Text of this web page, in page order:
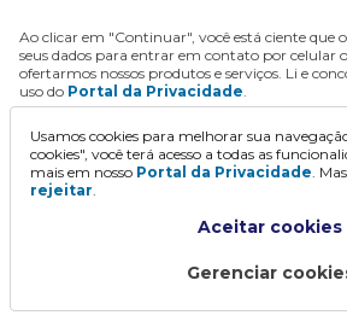
Ao clicar em "Continuar", você está ciente que
seus dados para entrar em contato por celular
ofertarmos nossos produtos e serviços. Li e
uso do Portal da Privacidade.
Continuar
Usamos cookies para melhorar sua
cookies", você terá acesso a todas as
mais em nosso Portal da Privacidade.
rejeitar.
Aceitar cookies
Gerenciar